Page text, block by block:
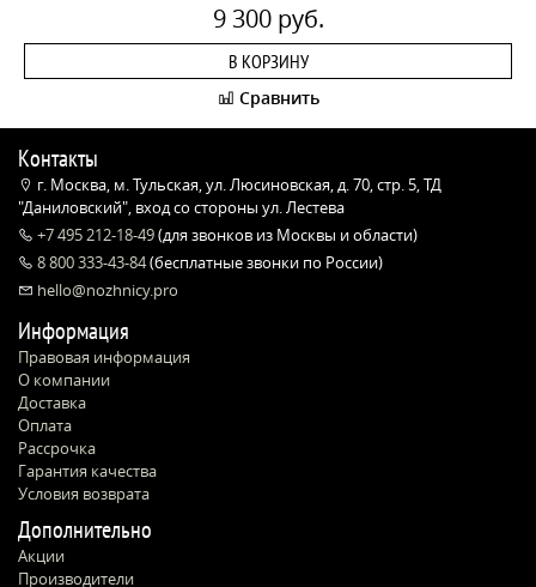
9 300 руб.
В КОРЗИНУ
Сравнить
Контакты
г. Москва, м. Тульская, ул. Люсиновская, д. 70, стр. 5, ТД
"Даниловский", вход со стороны ул. Лестева
+7 495 212-18-49(для звонков из Москвы и области)
8 800 333-43-84(бесплатные звонки по России)
hello@nozhnicy.pro
Информация
Правовая информация
О компании
Доставка
Оплата
Рассрочка
Гарантия качества
Условия возврата
Дополнительно
Акции
Производители